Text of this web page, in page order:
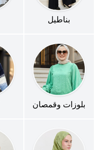
بناطيل
بلوزات وقمصان